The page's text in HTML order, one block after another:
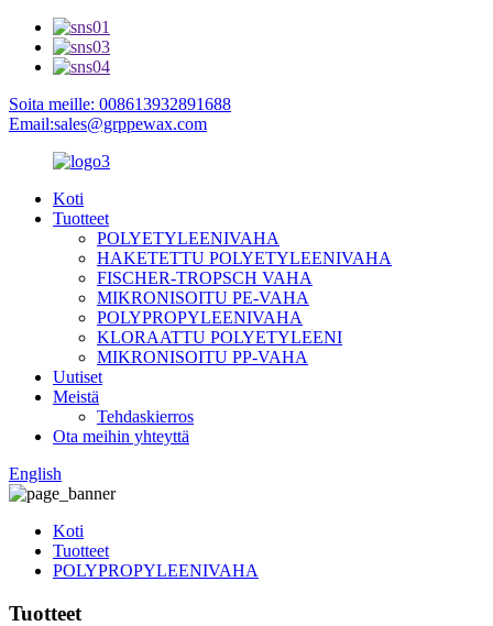
Soita meille: 008613932891688
Email:sales@grppewax.com
Koti
Tuotteet
POLYETYLEENIVAHA
HAKETETTU POLYETYLEENIVAHA
FISCHER-TROPSCH VAHA
MIKRONISOITU PE-VAHA
POLYPROPYLEENIVAHA
KLORAATTU POLYETYLEENI
MIKRONISOITU PP-VAHA
Uutiset
Meistä
Tehdaskierros
Ota meihin yhteyttä
English
Koti
Tuotteet
POLYPROPYLEENIVAHA
Tuotteet